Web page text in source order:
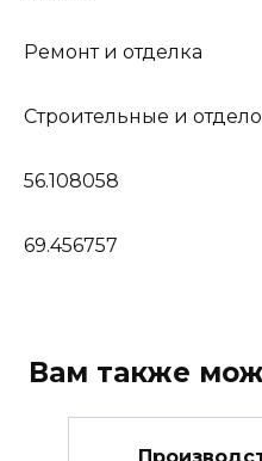
Ремонт и отделка
Строительные и
56.108058
69.456757
Вам также